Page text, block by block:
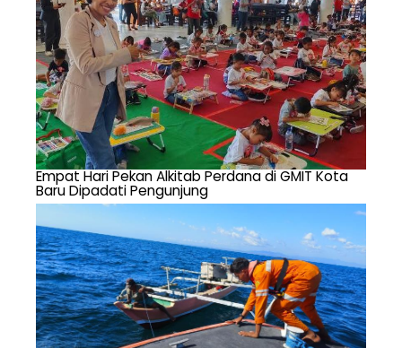
Empat Hari Pekan Alkitab Perdana di GMIT Kota
Baru Dipadati Pengunjung